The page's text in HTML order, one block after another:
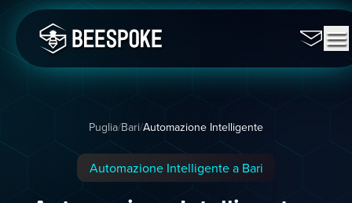
Puglia/Bari/Automazione Intelligente
Automazione Intelligente a Bari